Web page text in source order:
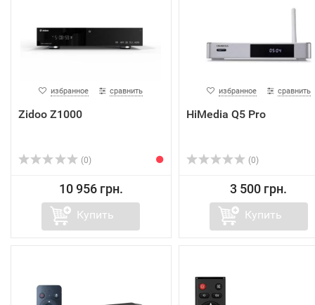
избранное сравнить
Zidoo Z1000
(0)
10 956 грн.
Купить
избранное сравнить
HiMedia Q5 Pro
(0)
3 500 грн.
Купить